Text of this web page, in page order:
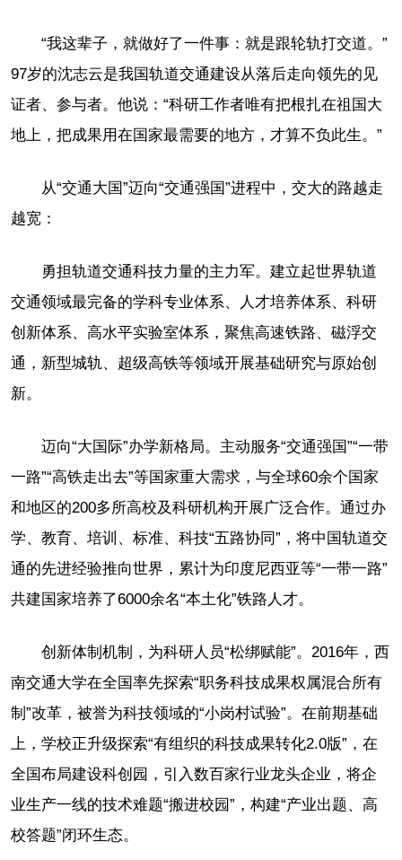
“我这辈子，就做好了一件事：就是跟轮轨打交道。”
97岁的沈志云是我国轨道交通建设从落后走向领先的见
证者、参与者。他说：“科研工作者唯有把根扎在祖国大
地上，把成果用在国家最需要的地方，才算不负此生。”
从“交通大国”迈向“交通强国”进程中，交大的路越走
越宽：
勇担轨道交通科技力量的主力军。建立起世界轨道
交通领域最完备的学科专业体系、人才培养体系、科研
创新体系、高水平实验室体系，聚焦高速铁路、磁浮交
通，新型城轨、超级高铁等领域开展基础研究与原始创
新。
迈向“大国际”办学新格局。主动服务“交通强国”“一带
一路”“高铁走出去”等国家重大需求，与全球60余个国家
和地区的200多所高校及科研机构开展广泛合作。通过办
学、教育、培训、标准、科技“五路协同”，将中国轨道交
通的先进经验推向世界，累计为印度尼西亚等“一带一路”
共建国家培养了6000余名“本土化”铁路人才。
创新体制机制，为科研人员“松绑赋能”。2016年，西
南交通大学在全国率先探索“职务科技成果权属混合所有
制”改革，被誉为科技领域的“小岗村试验”。在前期基础
上，学校正升级探索“有组织的科技成果转化2.0版”，在
全国布局建设科创园，引入数百家行业龙头企业，将企
业生产一线的技术难题“搬进校园”，构建“产业出题、高
校答题”闭环生态。